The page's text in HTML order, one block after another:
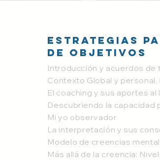
Estrategias
de objetivos
Introducción y acuerdos de
Contexto Global y personal.
El coaching y sus aportes
Descubriendo la capacidad
Mi yo observador
La interpretación y sus
Modelo de creencias
Más allá de la creencia: